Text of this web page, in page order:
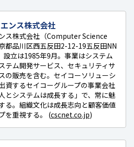
ンス株式会社
ス株式会社（Computer Science
品川区西五反田2-12-19五反田NN
設立は1985年9月。事業はシステム
テム開発サービス、セキュリティサ
の販売を含む。セイコーソリューシ
資するセイコーグループの事業会社
とシステムは成長する」で、常に魅
る。組織文化は成長志向と顧客価値
を重視する。 (cscnet.co.jp)